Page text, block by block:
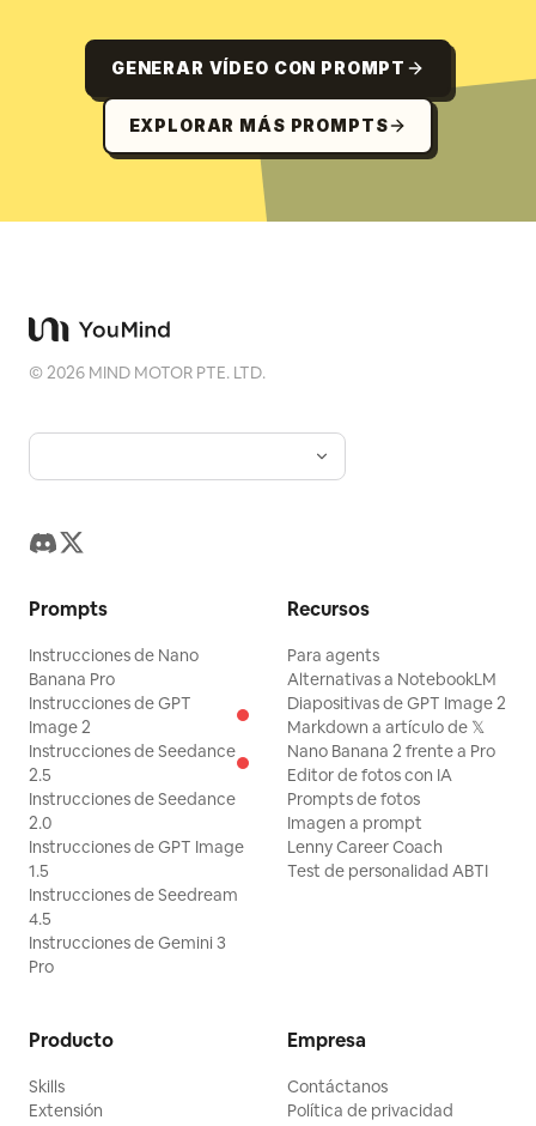
GENERAR VÍDEO CON PROMPT
EXPLORAR MÁS PROMPTS
©2026 MIND MOTOR PTE. LTD.
Prompts
Instrucciones de Nano
Banana Pro
Instrucciones de GPT
Image 2
Instrucciones de Seedance
2.5
Instrucciones de Seedance
2.0
Instrucciones de GPT Image
1.5
Instrucciones de Seedream
4.5
Instrucciones de Gemini 3
Pro
Recursos
Para agents
Alternativas a NotebookLM
Diapositivas de GPT Image 2
Markdown a artículo de 𝕏
Nano Banana 2 frente a Pro
Editor de fotos con IA
Prompts de fotos
Imagen a prompt
Lenny Career Coach
Test de personalidad ABTI
Producto
Skills
Extensión
Empresa
Contáctanos
Política de privacidad